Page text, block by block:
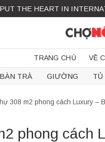
PUT THE HEART IN
TRANG CHỦ VỀ
BÀN TRÀ GIƯỜNG TỦ
308 m2 phong cách Luxury –
phong cách